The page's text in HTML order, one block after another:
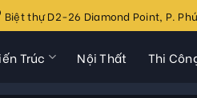
Biệt thự D2-26 Diamond Point, P.
Trúc Nội Thất Thi